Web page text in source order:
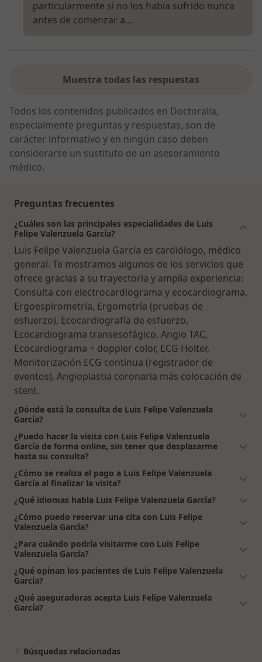
particularmente si no los había sufrido nunca
antes de comenzar a…
Muestra todas las respuestas
Todos los contenidos publicados en Doctoralia,
especialmente preguntas y respuestas, son de
carácter informativo y en ningún caso deben
considerarse un sustituto de un asesoramiento
médico.
Preguntas frecuentes
¿Cuáles son las principales especialidades de Luis
Felipe Valenzuela García?
Luis Felipe Valenzuela García es cardiólogo, médico
general. Te mostramos algunos de los servicios que
ofrece gracias a su trayectoria y amplia experiencia:
Consulta con electrocardiograma y ecocardiograma,
Ergoespirometría, Ergometría (pruebas de
esfuerzo), Ecocardiografía de esfuerzo,
Ecocardiograma transesofágico, Angio TAC,
Ecocardiograma + doppler color, ECG Holter,
Monitorización ECG contínua (registrador de
eventos), Angioplastia coronaria más colocación de
stent.
¿Dónde está la consulta de Luis Felipe Valenzuela
García?
¿Puedo hacer la visita con Luis Felipe Valenzuela
García de forma online, sin tener que desplazarme
hasta su consulta?
¿Cómo se realiza el pago a Luis Felipe Valenzuela
García al finalizar la visita?
¿Qué idiomas habla Luis Felipe Valenzuela García?
¿Cómo puedo reservar una cita con Luis Felipe
Valenzuela García?
¿Para cuándo podría visitarme con Luis Felipe
Valenzuela García?
¿Qué opinan los pacientes de Luis Felipe Valenzuela
García?
¿Qué aseguradoras acepta Luis Felipe Valenzuela
García?
Búsquedas relacionadas